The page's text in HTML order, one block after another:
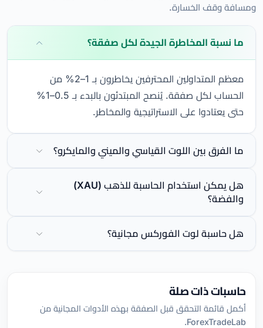
ومسافة وقف الخسارة.
ما نسبة المخاطرة الجيدة لكل صفقة؟
معظم المتداولين المحترفين يخاطرون بـ 1–2% من
الحساب لكل صفقة. يُنصح المبتدئون بالبدء بـ 0.5–1%
حتى يعتادوا على الاستراتيجية والمخاطر.
ما الفرق بين اللوت القياسي والميني والمايكرو؟
هل يمكن استخدام الحاسبة للذهب (XAU)
والفضة؟
هل حاسبة لوت الفوركس مجانية؟
حاسبات ذات صلة
أكمل قائمة التحقق قبل الصفقة بهذه الأدوات المجانية من
ForexTradeLab.